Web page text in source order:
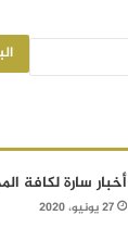
أخبار سارة لكافة
27 يونيو، 2020